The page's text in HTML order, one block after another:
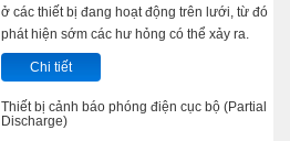
ở các thiết bị đang hoạt động trên lưới, từ đó
phát hiện sớm các hư hỏng có thể xảy ra.
Chi tiết
Thiết bị cảnh báo phóng điện cục bộ (Partial
Discharge)